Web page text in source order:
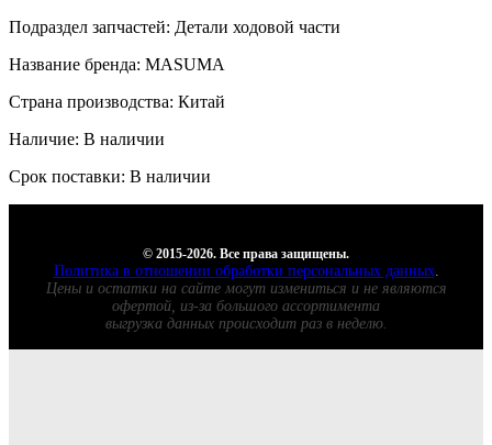
Подраздел запчастей: Детали ходовой части
Название бренда: MASUMA
Страна производства: Китай
Наличие: В наличии
Срок поставки: В наличии
© 2015-2026. Все права защищены.
Политика в отношении обработки персональных данных.
Цены и остатки на сайте могут измениться и не являются
офертой, из-за большого ассортимента
выгрузка данных происходит раз в неделю.